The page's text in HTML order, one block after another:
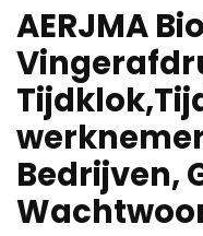
AERJMA
Bedrijven,